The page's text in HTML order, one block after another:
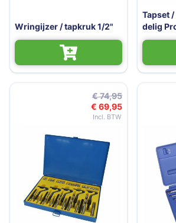
Wringijzer / tapkruk 1/2"
Tapset
delig
€ 74,95
Speciale prijs
€ 69,95